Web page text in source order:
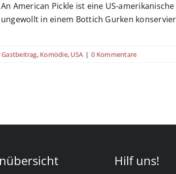
An American Pickle ist eine US-
ungewollt in einem Bottich Gurken
Gastbeitrag, Komödie, USA | 0 Kommentare
Hilf uns!